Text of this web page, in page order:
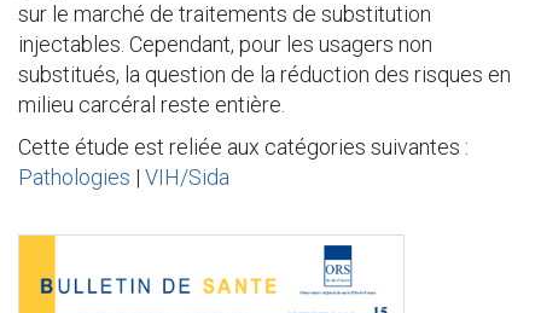
sur le marché de traitements de substitution
injectables. Cependant, pour les usagers non
substitués, la question de la réduction des risques en
milieu carcéral reste entière.
Cette étude est reliée aux catégories suivantes :
Pathologies | VIH/Sida